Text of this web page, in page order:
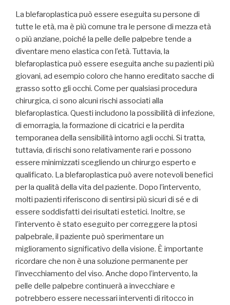
La blefaroplastica può essere eseguita su persone di
tutte le età, ma è più comune tra le persone di mezza età
o più anziane, poiché la pelle delle palpebre tende a
diventare meno elastica con l’età. Tuttavia, la
blefaroplastica può essere eseguita anche su pazienti più
giovani, ad esempio coloro che hanno ereditato sacche di
grasso sotto gli occhi. Come per qualsiasi procedura
chirurgica, ci sono alcuni rischi associati alla
blefaroplastica. Questi includono la possibilità di infezione,
di emorragia, la formazione di cicatrici e la perdita
temporanea della sensibilità intorno agli occhi. Si tratta,
tuttavia, di rischi sono relativamente rari e possono
essere minimizzati scegliendo un chirurgo esperto e
qualificato. La blefaroplastica può avere notevoli benefici
per la qualità della vita del paziente. Dopo l’intervento,
molti pazienti riferiscono di sentirsi più sicuri di sé e di
essere soddisfatti dei risultati estetici. Inoltre, se
l’intervento è stato eseguito per correggere la ptosi
palpebrale, il paziente può sperimentare un
miglioramento significativo della visione. È importante
ricordare che non è una soluzione permanente per
l’invecchiamento del viso. Anche dopo l’intervento, la
pelle delle palpebre continuerà a invecchiare e
potrebbero essere necessari interventi di ritocco in